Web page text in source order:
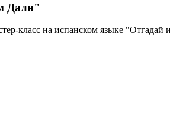
Дали"
класс на испанском языке